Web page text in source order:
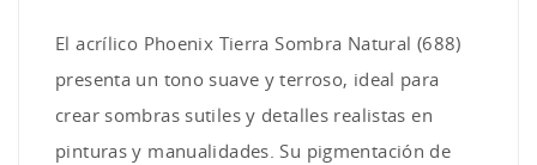
El acrílico Phoenix Tierra Sombra Natural (688)
presenta un tono suave y terroso, ideal para
crear sombras sutiles y detalles realistas en
pinturas y manualidades. Su pigmentación de